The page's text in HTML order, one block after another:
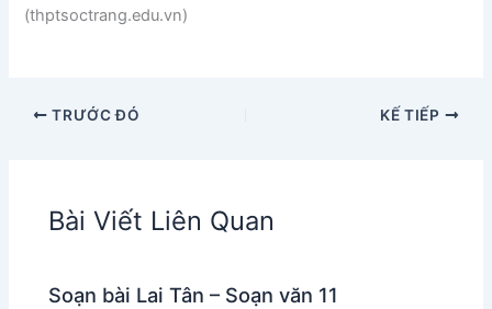
(thptsoctrang.edu.vn)
TRƯỚC ĐÓ KẾ TIẾP
Bài Viết Liên Quan
Soạn bài Lai Tân – Soạn văn 11